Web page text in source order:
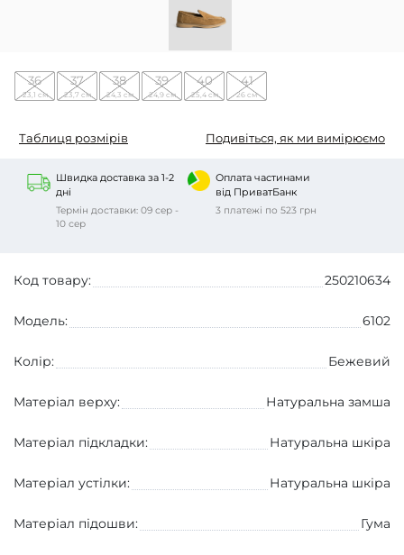
36
23,1 см
37
23,7 см
38
24,3 см
39
24,9 см
40
25,4 см
41
26 см
Таблиця розмірів Подивіться, як ми вимірюємо
Швидка доставка за 1-2
дні
Термін доставки: 09 сер -
10 сер
Оплата частинами
від ПриватБанк
3 платежі по 523 грн
Код товару: 250210634
Модель: 6102
Колір: Бежевий
Матеріал верху: Натуральна замша
Матеріал підкладки: Натуральна шкіра
Матеріал устілки: Натуральна шкіра
Матеріал підошви: Гума